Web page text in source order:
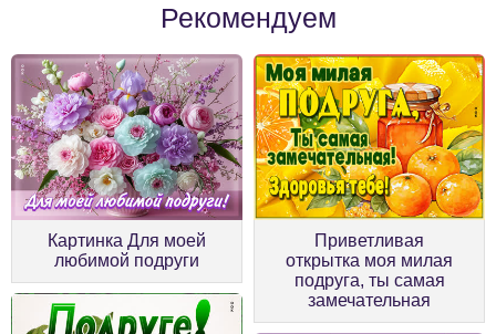
Рекомендуем
Картинка Для моей
любимой подруги
Приветливая
открытка моя милая
подруга, ты самая
замечательная